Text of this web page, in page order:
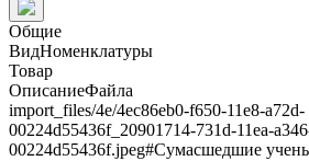
Общие
ВидНоменклатуры
Товар
ОписаниеФайла
import_files/4e/4ec86eb0-f650-11e8-a72d-
00224d55436f_20901714-731d-11ea-
00224d55436f.jpeg#Сумасшедшие